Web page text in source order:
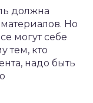
должна
Но
могут себе
тем, кто
надо быть